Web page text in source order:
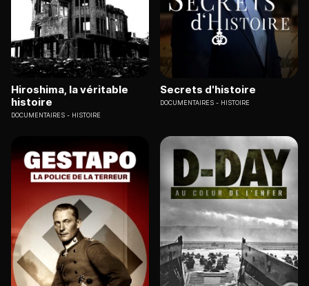
Hiroshima, la véritable
histoire
DOCUMENTAIRES HISTOIRE
Secrets d'histoire
DOCUMENTAIRES HISTOIRE